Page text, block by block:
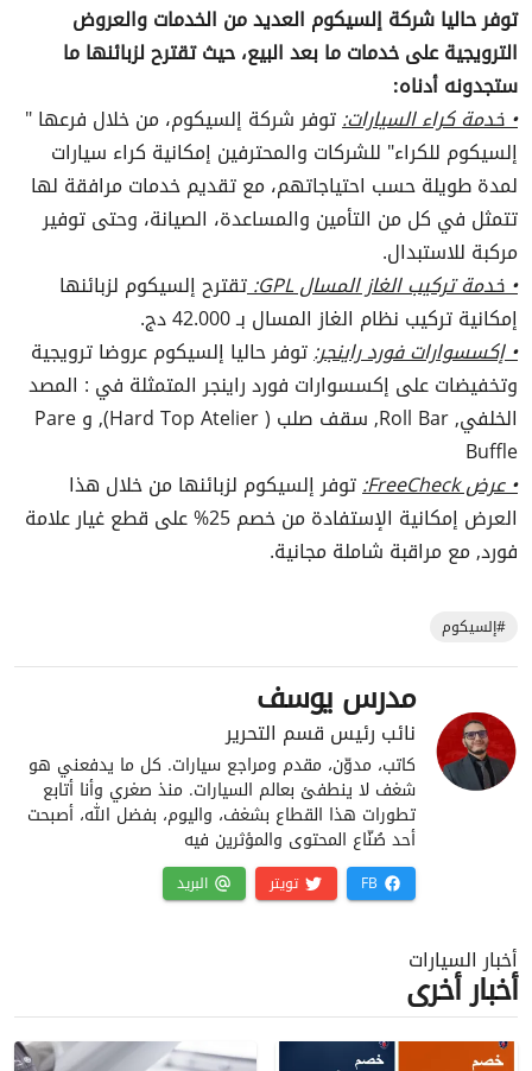
توفر حاليا شركة إلسيكوم العديد من الخدمات والعروض
الترويجية على خدمات ما بعد البيع، حيث تقترح لزبائنها ما
ستجدونه أدناه:
• خدمة كراء السيارات:توفر شركة إلسيكوم، من خلال فرعها "
إلسيكوم للكراء" للشركات والمحترفين إمكانية كراء سيارات
لمدة طويلة حسب احتياجاتهم، مع تقديم خدمات مرافقة لها
تتمثل في كل من التأمين والمساعدة، الصيانة، وحتى توفير
مركبة للاستبدال.
• خدمة تركيب الغاز المسال GPL:
تقترح إلسيكوم لزبائنها
إمكانية تركيب نظام الغاز المسال بـ 42.000 دج.
• إكسسوارات فورد راينجر:توفر حاليا إلسيكوم عروضا ترويجية
وتخفيضات على إكسسوارات فورد راينجر المتمثلة في : المصد
الخلفي, Roll Bar, سقف صلب ( Hard Top Atelier), و Pare
Buffle
• عرض FreeCheck:
توفر إلسيكوم لزبائنها من خلال هذا
العرض إمكانية الإستفادة من خصم 25% على قطع غيار علامة
فورد, مع مراقبة شاملة مجانية.
#إلسيكوم
مدرس يوسف
نائب رئيس قسم التحرير
كاتب، مدوّن، مقدم ومراجع سيارات. كل ما يدفعني هو
شغف لا ينطفئ بعالم السيارات. منذ صغري وأنا أتابع
تطورات هذا القطاع بشغف، واليوم، بفضل الله، أصبحت
أحد صُنّاع المحتوى والمؤثرين فيه
FB تويتر البريد
أخبار السيارات
أخبار أخرى